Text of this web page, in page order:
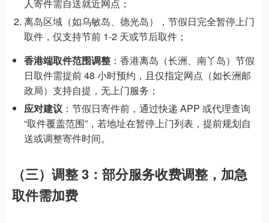
人寄件需自送就近网点；
离岛区域（如乌敏岛、德光岛），节假日完全暂停上门
取件，仅支持节前 1-2 天或节后取件；
香港端取件范围调整 ：香港离岛（长洲、南丫岛）节假
日取件需提前 48 小时预约，且仅指定网点（如长洲邮
政局）支持自提，无上门服务；
应对建议 ：节假日寄件前，通过快递 APP 或代理查询
“取件覆盖范围”，若地址在暂停上门列表，提前规划自
送或调整寄件时间。
（三）调整 3：部分服务收费调整，加急
取件需加费